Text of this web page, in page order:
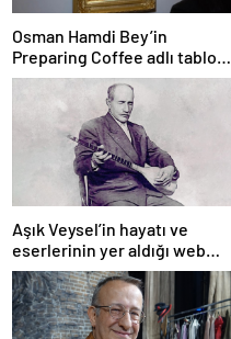
Osman Hamdi Bey’in
Preparing Coffee adlı tablosu
75 milyon liraya satışa
sunuldu
Aşık Veysel’in hayatı ve
eserlerinin yer aldığı web
portalı hizmete girdi